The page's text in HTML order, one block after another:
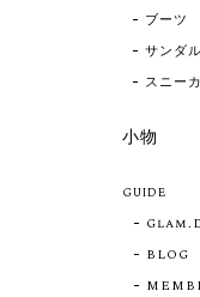
ブーツ
サンダル
スニー
小物
GUIDE
BLOG